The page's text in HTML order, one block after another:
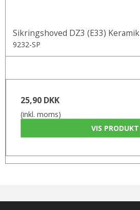
Sikringshoved DZ3 (E33) Keramik
9232-SP
25,90 DKK
(inkl. moms)
VIS PRODUKT